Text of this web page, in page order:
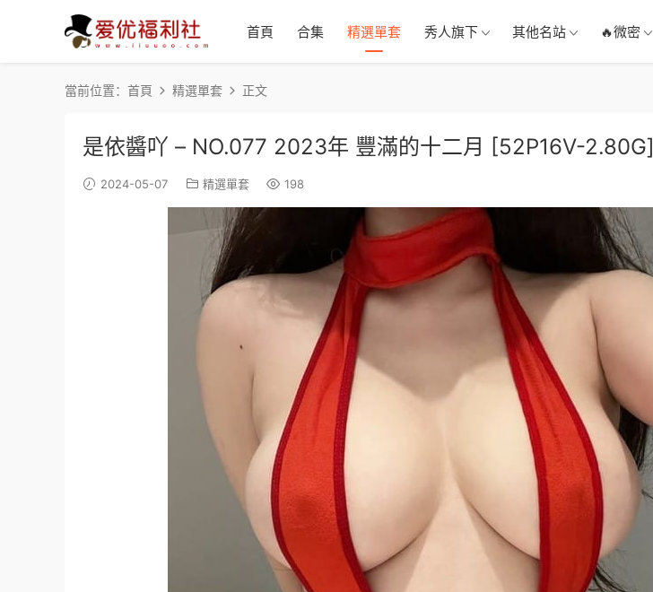
首頁 合集 精選單套 秀人旗下 其他名站 🔥微密
當前位置： 首頁 精選單套 正文
是依醬吖 – NO.077 2023年 豐滿的十二月 [52P16V-2.80G]
2024-05-07 精選單套 198